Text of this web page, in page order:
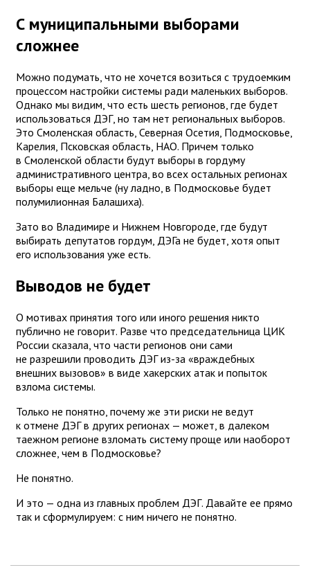
С муниципальными выборами
сложнее
Можно подумать, что не хочется возиться с трудоемким
процессом настройки системы ради маленьких выборов.
Однако мы видим, что есть шесть регионов, где будет
использоваться ДЭГ, но там нет региональных выборов.
Это Смоленская область, Северная Осетия, Подмосковье,
Карелия, Псковская область, НАО. Причем только
в Смоленской области будут выборы в гордуму
административного центра, во всех остальных регионах
выборы еще мельче (ну ладно, в Подмосковье будет
полумилионная Балашиха).
Зато во Владимире и Нижнем Новгороде, где будут
выбирать депутатов гордум, ДЭГа не будет, хотя опыт
его использования уже есть.
Выводов не будет
О мотивах принятия того или иного решения никто
публично не говорит. Разве что председательница ЦИК
России сказала, что части регионов они сами
не разрешили проводить ДЭГ из-за «враждебных
внешних вызовов» в виде хакерских атак и попыток
взлома системы.
Только не понятно, почему же эти риски не ведут
к отмене ДЭГ в других регионах — может, в далеком
таежном регионе взломать систему проще или наоборот
сложнее, чем в Подмосковье?
Не понятно.
И это — одна из главных проблем ДЭГ. Давайте ее прямо
так и сформулируем: с ним ничего не понятно.